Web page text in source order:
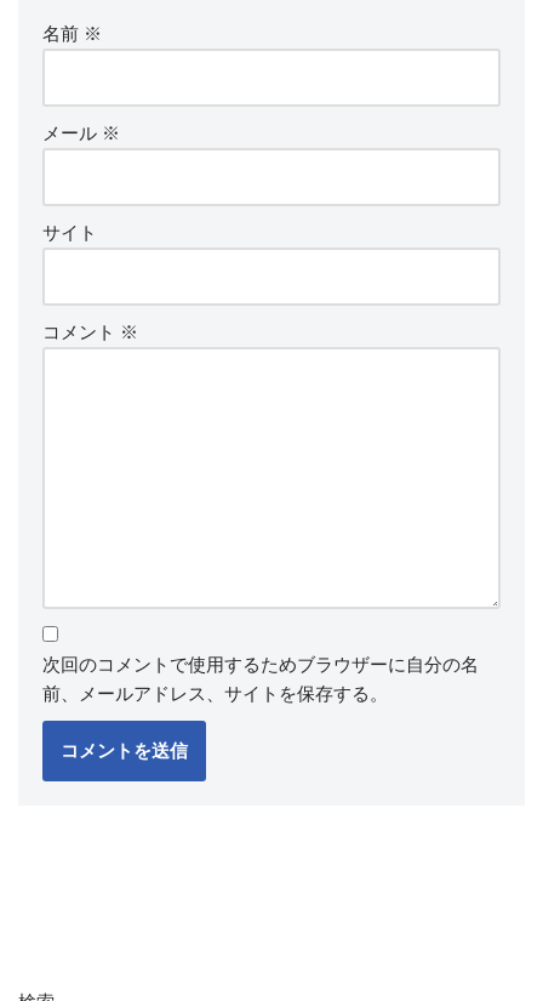
名前 ※
メール ※
サイト
コメント ※
次回のコメントで使用するためブラウザーに自分の名
前、メールアドレス、サイトを保存する。